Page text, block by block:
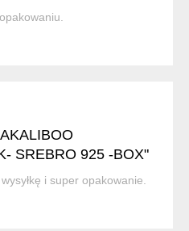
SREBRO 925 -BOX"
i super opakowanie.